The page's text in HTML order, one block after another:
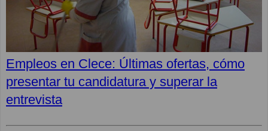
Empleos en Clece: Últimas ofertas, cómo
presentar tu candidatura y superar la
entrevista